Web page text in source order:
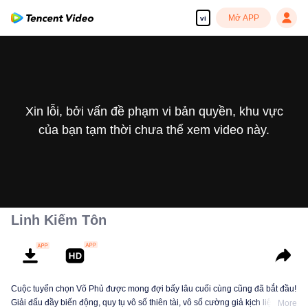
vi Mở APP
Xin lỗi, bởi vấn đề phạm vi bản quyền, khu vực
của bạn tạm thời chưa thể xem video này.
Linh Kiếm Tôn
Cuộc tuyển chọn Võ Phủ được mong đợi bấy lâu cuối cùng cũng đã bắt đầu!
Giải đấu đầy biến động, quy tụ vô số thiên tài, vô số cường giả kịch liệt đốiMore